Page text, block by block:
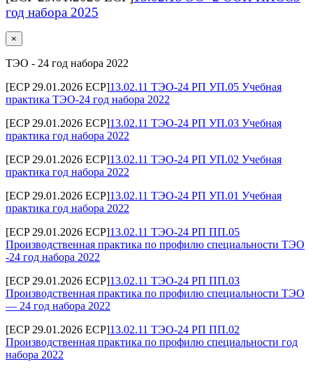
год набора 2025
×
ТЭО - 24 год набора 2022
[ECP 29.01.2026 ECP]13.02.11 ТЭО-24 РП УП.05 Учебная
практика ТЭО-24 год набора 2022
[ECP 29.01.2026 ECP]13.02.11 ТЭО-24 РП УП.03 Учебная
практика год набора 2022
[ECP 29.01.2026 ECP]13.02.11 ТЭО-24 РП УП.02 Учебная
практика год набора 2022
[ECP 29.01.2026 ECP]13.02.11 ТЭО-24 РП УП.01 Учебная
практика год набора 2022
[ECP 29.01.2026 ECP]13.02.11 ТЭО-24 РП ПП.05
Производственная практика по профилю специальности ТЭО
-24 год набора 2022
[ECP 29.01.2026 ECP]13.02.11 ТЭО-24 РП ПП.03
Производственная практика по профилю специальности ТЭО
— 24 год набора 2022
[ECP 29.01.2026 ECP]13.02.11 ТЭО-24 РП ПП.02
Производственная практика по профилю специальности год
набора 2022